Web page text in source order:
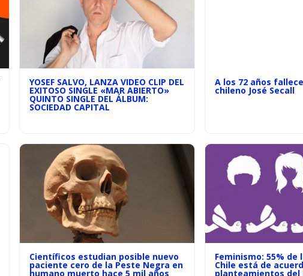
YOSEF SALVO, LANZA VIDEO CLIP DEL
EXITOSO SINGLE «MAR ABIERTO»
QUINTO SINGLE DEL ÁLBUM:
SOCIEDAD CAPITAL
A los 72 años
chileno José Secall
Científicos estudian posible nuevo
paciente cero de la Peste Negra en
humano muerto hace 5 mil años
Feminismo: 55% de
Chile está de
planteamientos del